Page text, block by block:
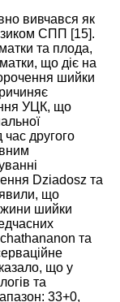
вивчався як
СПП [15].
та плода,
що діє на
шийки
УЦК, що
час другого
Dziadosz та
що
шийки
та
що у
та
33+0,